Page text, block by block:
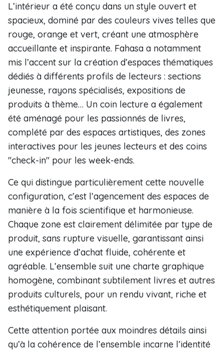
L’intérieur a été conçu dans un style ouvert et
spacieux, dominé par des couleurs vives telles que
rouge, orange et vert, créant une atmosphère
accueillante et inspirante. Fahasa a notamment
mis l’accent sur la création d’espaces thématiques
dédiés à différents profils de lecteurs : sections
jeunesse, rayons spécialisés, expositions de
produits à thème… Un coin lecture a également
été aménagé pour les passionnés de livres,
complété par des espaces artistiques, des zones
interactives pour les jeunes lecteurs et des coins
"check-in" pour les week-ends.
Ce qui distingue particulièrement cette nouvelle
configuration, c’est l’agencement des espaces de
manière à la fois scientifique et harmonieuse.
Chaque zone est clairement délimitée par type de
produit, sans rupture visuelle, garantissant ainsi
une expérience d’achat fluide, cohérente et
agréable. L’ensemble suit une charte graphique
homogène, combinant subtilement livres et autres
produits culturels, pour un rendu vivant, riche et
esthétiquement plaisant.
Cette attention portée aux moindres détails ainsi
qu’à la cohérence de l’ensemble incarne l’identité